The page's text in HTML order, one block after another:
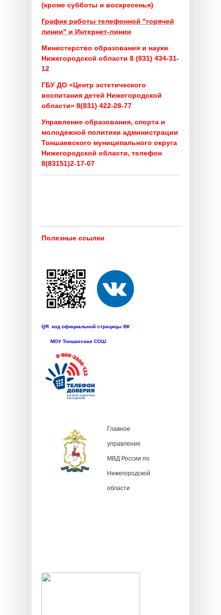
(кроме субботы и воскресенья)
График работы телефонной "горячей
линии" и Интернет-линии
Министерство образования и науки
Нижегородской области 8 (831) 434-31-
12
ГБУ ДО «Центр эстетического
воспитания детей Нижегородской
области» 8(831) 422-28-77
Управление образования, спорта и
молодежной политики администрации
Тоншаевского муниципального округа
Нижегородской области, телефон
8(83151)2-17-07
Полезные ссылки
QR код официальной страцицы ВК
МОУ Тоншаеская СОШ
Главное
управление
МВД России по
Нижегородской
области